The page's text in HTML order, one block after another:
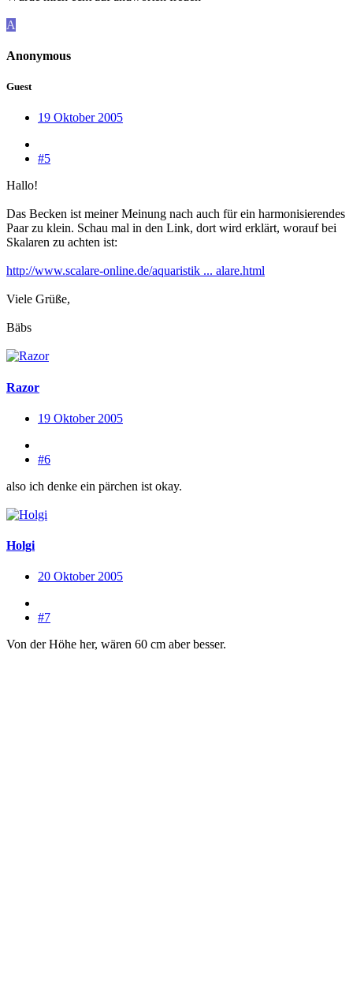
A
Anonymous
Guest
19 Oktober 2005
#5
Hallo!
Das Becken ist meiner Meinung nach auch für ein harmonisierendes
Paar zu klein. Schau mal in den Link, dort wird erklärt, worauf bei
Skalaren zu achten ist:
http://www.scalare-online.de/aquaristik ... alare.html
Viele Grüße,
Bäbs
Razor
19 Oktober 2005
#6
also ich denke ein pärchen ist okay.
Holgi
20 Oktober 2005
#7
Von der Höhe her, wären 60 cm aber besser.